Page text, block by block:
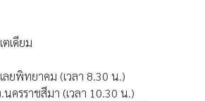
เดียม
ลยพิทยาคม (เวลา 8.30 น.)
ครราชสีมา (เวลา 10.30 น.)